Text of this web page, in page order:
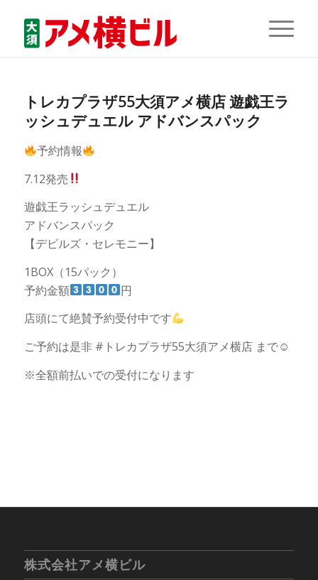
トレカプラザ55大須アメ横店 遊戯王ラ
ッシュデュエル アドバンスパック
予約情報
7.12発売
遊戯王ラッシュデュエル
アドバンスパック
【デビルズ・セレモニー】
1BOX（15パック）
予約金額
円
店頭にて絶賛予約受付中です
ご予約は是非 #トレカプラザ55大須アメ横店 まで☺
※全額前払いでの受付になります
株式会社アメ横ビル